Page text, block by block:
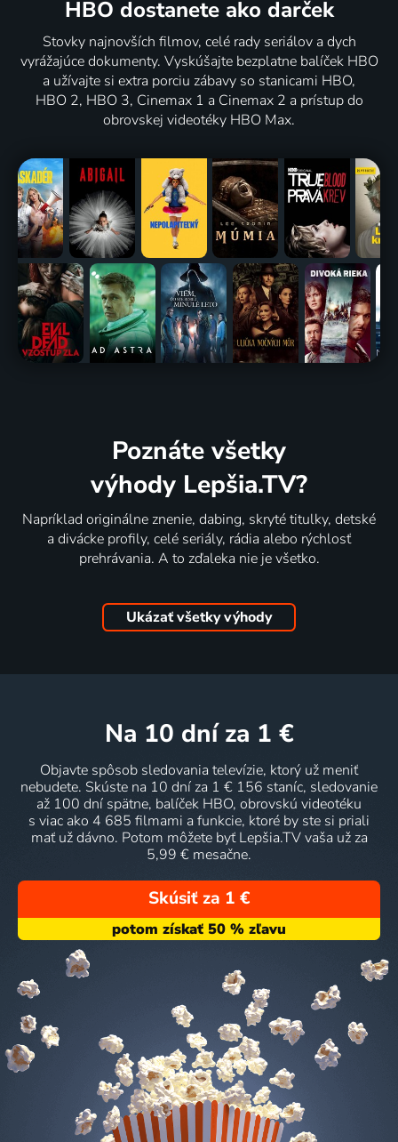
HBO dostanete ako darček
Stovky najnovších filmov, celé rady seriálov a dych
vyrážajúce dokumenty. Vyskúšajte bezplatne balíček HBO
a užívajte si extra porciu zábavy so stanicami HBO,
HBO 2, HBO 3, Cinemax 1 a Cinemax 2 a prístup do
obrovskej videotéky HBO Max.
Poznáte všetky
výhody Lepšia.TV?
Napríklad originálne znenie, dabing, skryté titulky, detské
a divácke profily, celé seriály, rádia alebo rýchlosť
prehrávania. A to zďaleka nie je všetko.
Ukázať všetky výhody
na 10 dní za 1 €
Objavte spôsob sledovania televízie, ktorý už meniť
nebudete. Skúste na 10 dní za 1 € 156 staníc, sledovanie
až 100 dní spätne, balíček HBO, obrovskú videotéku
s viac ako 4 685 filmami a funkcie, ktoré by ste si priali
mať už dávno. Potom môžete byť Lepšia.TV vaša už za
5,99 € mesačne.
Skúsiť za 1 €